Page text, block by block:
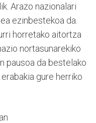
Arazo nazionalari
ezinbestekoa da.
horretako aitortza
nortasunarekiko
pausoa da bestelako
gure herriko